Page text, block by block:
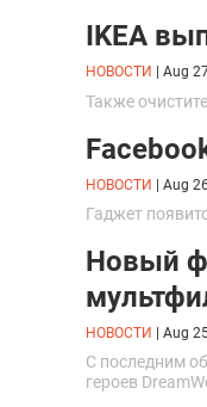
IKEA
НОВОСТИ Aug
Также
НОВОСТИ Aug
Гаджет
Новый
НОВОСТИ Aug
С последним
героев